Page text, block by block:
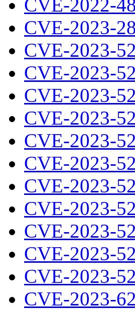
CVE-2022-
CVE-2023-
CVE-2023-
CVE-2023-
CVE-2023-
CVE-2023-
CVE-2023-
CVE-2023-
CVE-2023-
CVE-2023-
CVE-2023-
CVE-2023-
CVE-2023-
CVE-2023-